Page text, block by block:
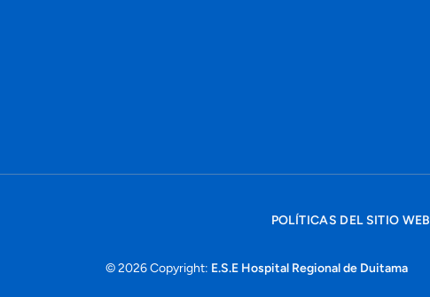
POLÍTICAS DEL SITIO WEB
© 2026 Copyright: E.S.E Hospital Regional de Duitama